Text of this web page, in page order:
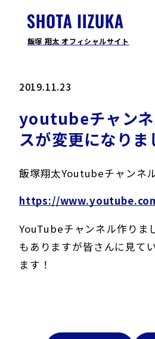
飯塚 翔太 オフィシャルサイト
2019.11.23
youtubeチャンネ
スが変更になりま
飯塚翔太Youtubeチャンネ
https://
YouTubeチャンネル作りま
もありますが皆さんに見て
ます！